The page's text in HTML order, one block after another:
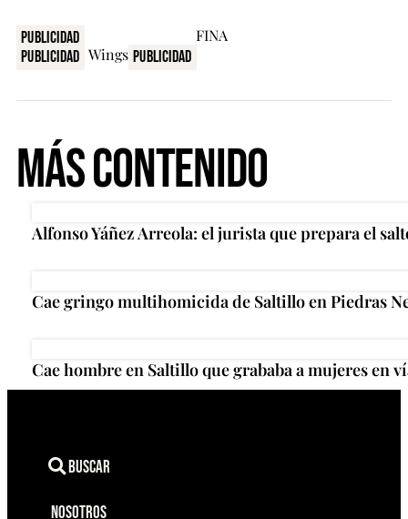
Publicidad
Publicidad
Publicidad
Más Contenido
Alfonso Yáñez Arreola: el jurista que prepara el
Cae gringo multihomicida de Saltillo en Piedras
Cae hombre en Saltillo que grababa a mujeres en
Buscar
Nosotros